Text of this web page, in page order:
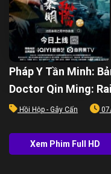
Pháp Y Tần Minh:
Doctor Qin Ming:
Hồi Hộp - Gây Cấn